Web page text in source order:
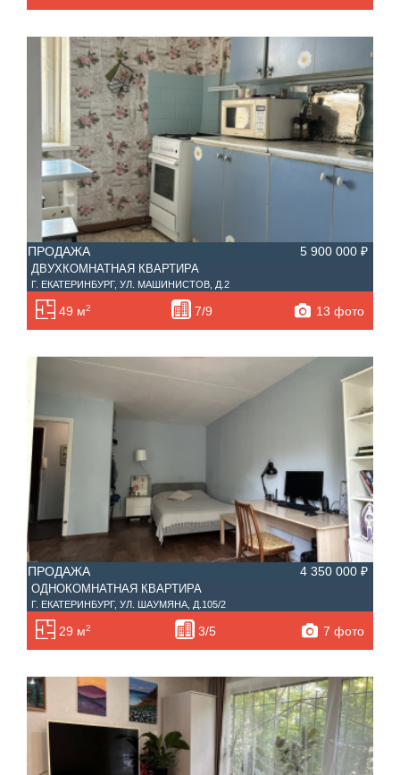
ПРОДАЖА 5 900 000 ₽
ДВУХКОМНАТНАЯ КВАРТИРА
Г. ЕКАТЕРИНБУРГ, УЛ. МАШИНИСТОВ, Д.2
49 м2 7/9 13 фото
ПРОДАЖА 4 350 000 ₽
ОДНОКОМНАТНАЯ КВАРТИРА
Г. ЕКАТЕРИНБУРГ, УЛ. ШАУМЯНА, Д.105/2
29 м2 3/5 7 фото